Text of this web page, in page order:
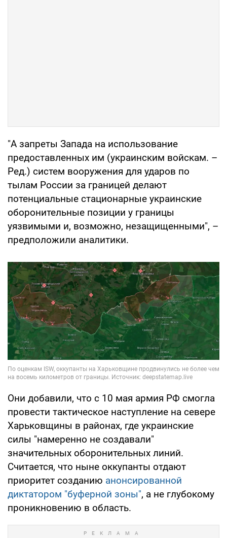
"А запреты Запада на использование
предоставленных им (украинским войскам. –
Ред.) систем вооружения для ударов по
тылам России за границей делают
потенциальные стационарные украинские
оборонительные позиции у границы
уязвимыми и, возможно, незащищенными", –
предположили аналитики.
Они добавили, что с 10 мая армия РФ смогла
провести тактическое наступление на севере
Харьковщины в районах, где украинские
силы "намеренно не создавали"
значительных оборонительных линий.
Считается, что ныне оккупанты отдают
приоритет созданию анонсированной
диктатором "буферной зоны", а не глубокому
проникновению в область.